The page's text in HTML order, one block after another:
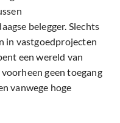
belegger. Slechts
in vastgoedprojecten
een wereld van
geen toegang
vanwege hoge